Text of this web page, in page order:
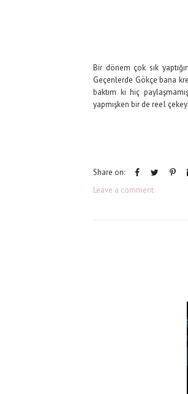
Bir dönem çok sık
Geçenlerde Gökçe bana
baktım ki hiç
yapmışken bir de reel
Share on:
Leave a comment